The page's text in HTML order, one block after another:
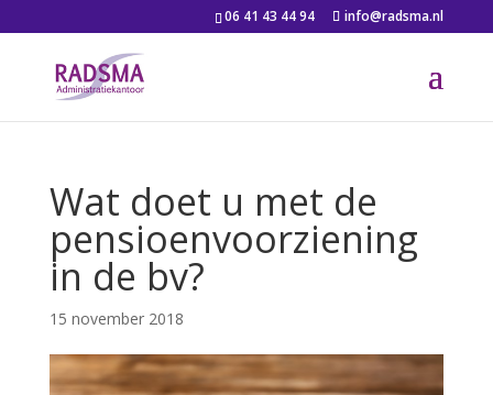
06 41 43 44 94 info@radsma.nl
Wat doet u met de
pensioenvoorziening
in de bv?
15 november 2018